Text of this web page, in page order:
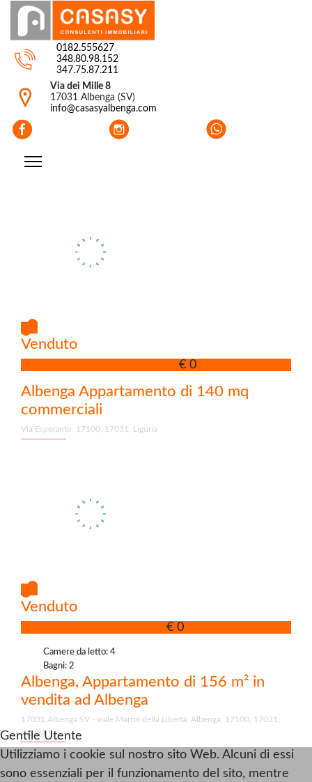
0182.555627
348.80.98.152
347.75.87.211
Via dei Mille 8
17031 Albenga (SV)
info@casasyalbenga.com
Venduto
€ 0
Albenga Appartamento di 140 mq
commerciali
Via Esperanto, 17100, 17031, Liguria
Venduto
€ 0
Camere da letto: 4
Bagni: 2
Albenga, Appartamento di 156 m² in
vendita ad Albenga
17031 Albenga SV - viale Martiri della Libertà, Albenga, 17100, 17031,
Liguria
Gentile Utente
Utilizziamo i cookie sul nostro sito Web. Alcuni di essi
sono essenziali per il funzionamento del sito, mentre